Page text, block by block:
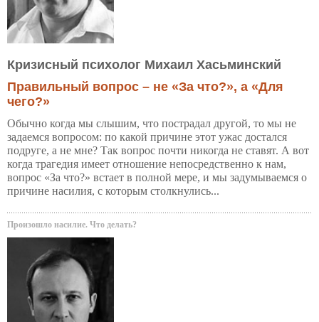
Кризисный психолог Михаил Хасьминский
Правильный вопрос – не «За что?», а «Для
чего?»
Обычно когда мы слышим, что пострадал другой, то мы не
задаемся вопросом: по какой причине этот ужас достался
подруге, а не мне? Так вопрос почти никогда не ставят. А вот
когда трагедия имеет отношение непосредственно к нам,
вопрос «За что?» встает в полной мере, и мы задумываемся о
причине насилия, с которым столкнулись...
Произошло насилие. Что делать?